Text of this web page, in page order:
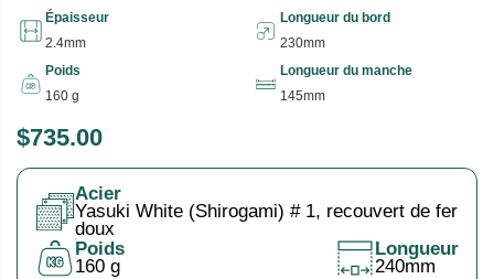
Épaisseur
2.4mm
Longueur du bord
230mm
Poids
160 g
Longueur du manche
145mm
P
R
$735.00
E
N
Acier
Yasuki White (Shirogami) # 1, recouvert de fer
doux
Poids
160 g
Longueur
240mm